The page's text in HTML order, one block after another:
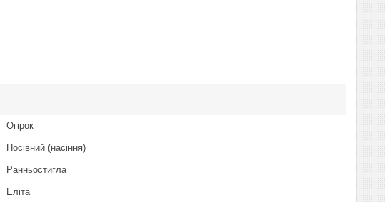
Огірок
Посівний (насіння)
Ранньостигла
Еліта